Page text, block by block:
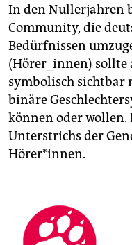
In den Nullerjahren
Community, die
Bedürfnissen
(Hörer_innen) sollte
symbolisch sichtbar
binäre
können oder wollen.
Unterstrichs der
Hörer*innen.